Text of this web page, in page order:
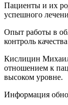
Пациенты и их
успешного
Опыт работы в
контроль
Кислицин Михаил
отношением к
высоком уровне.
Информация